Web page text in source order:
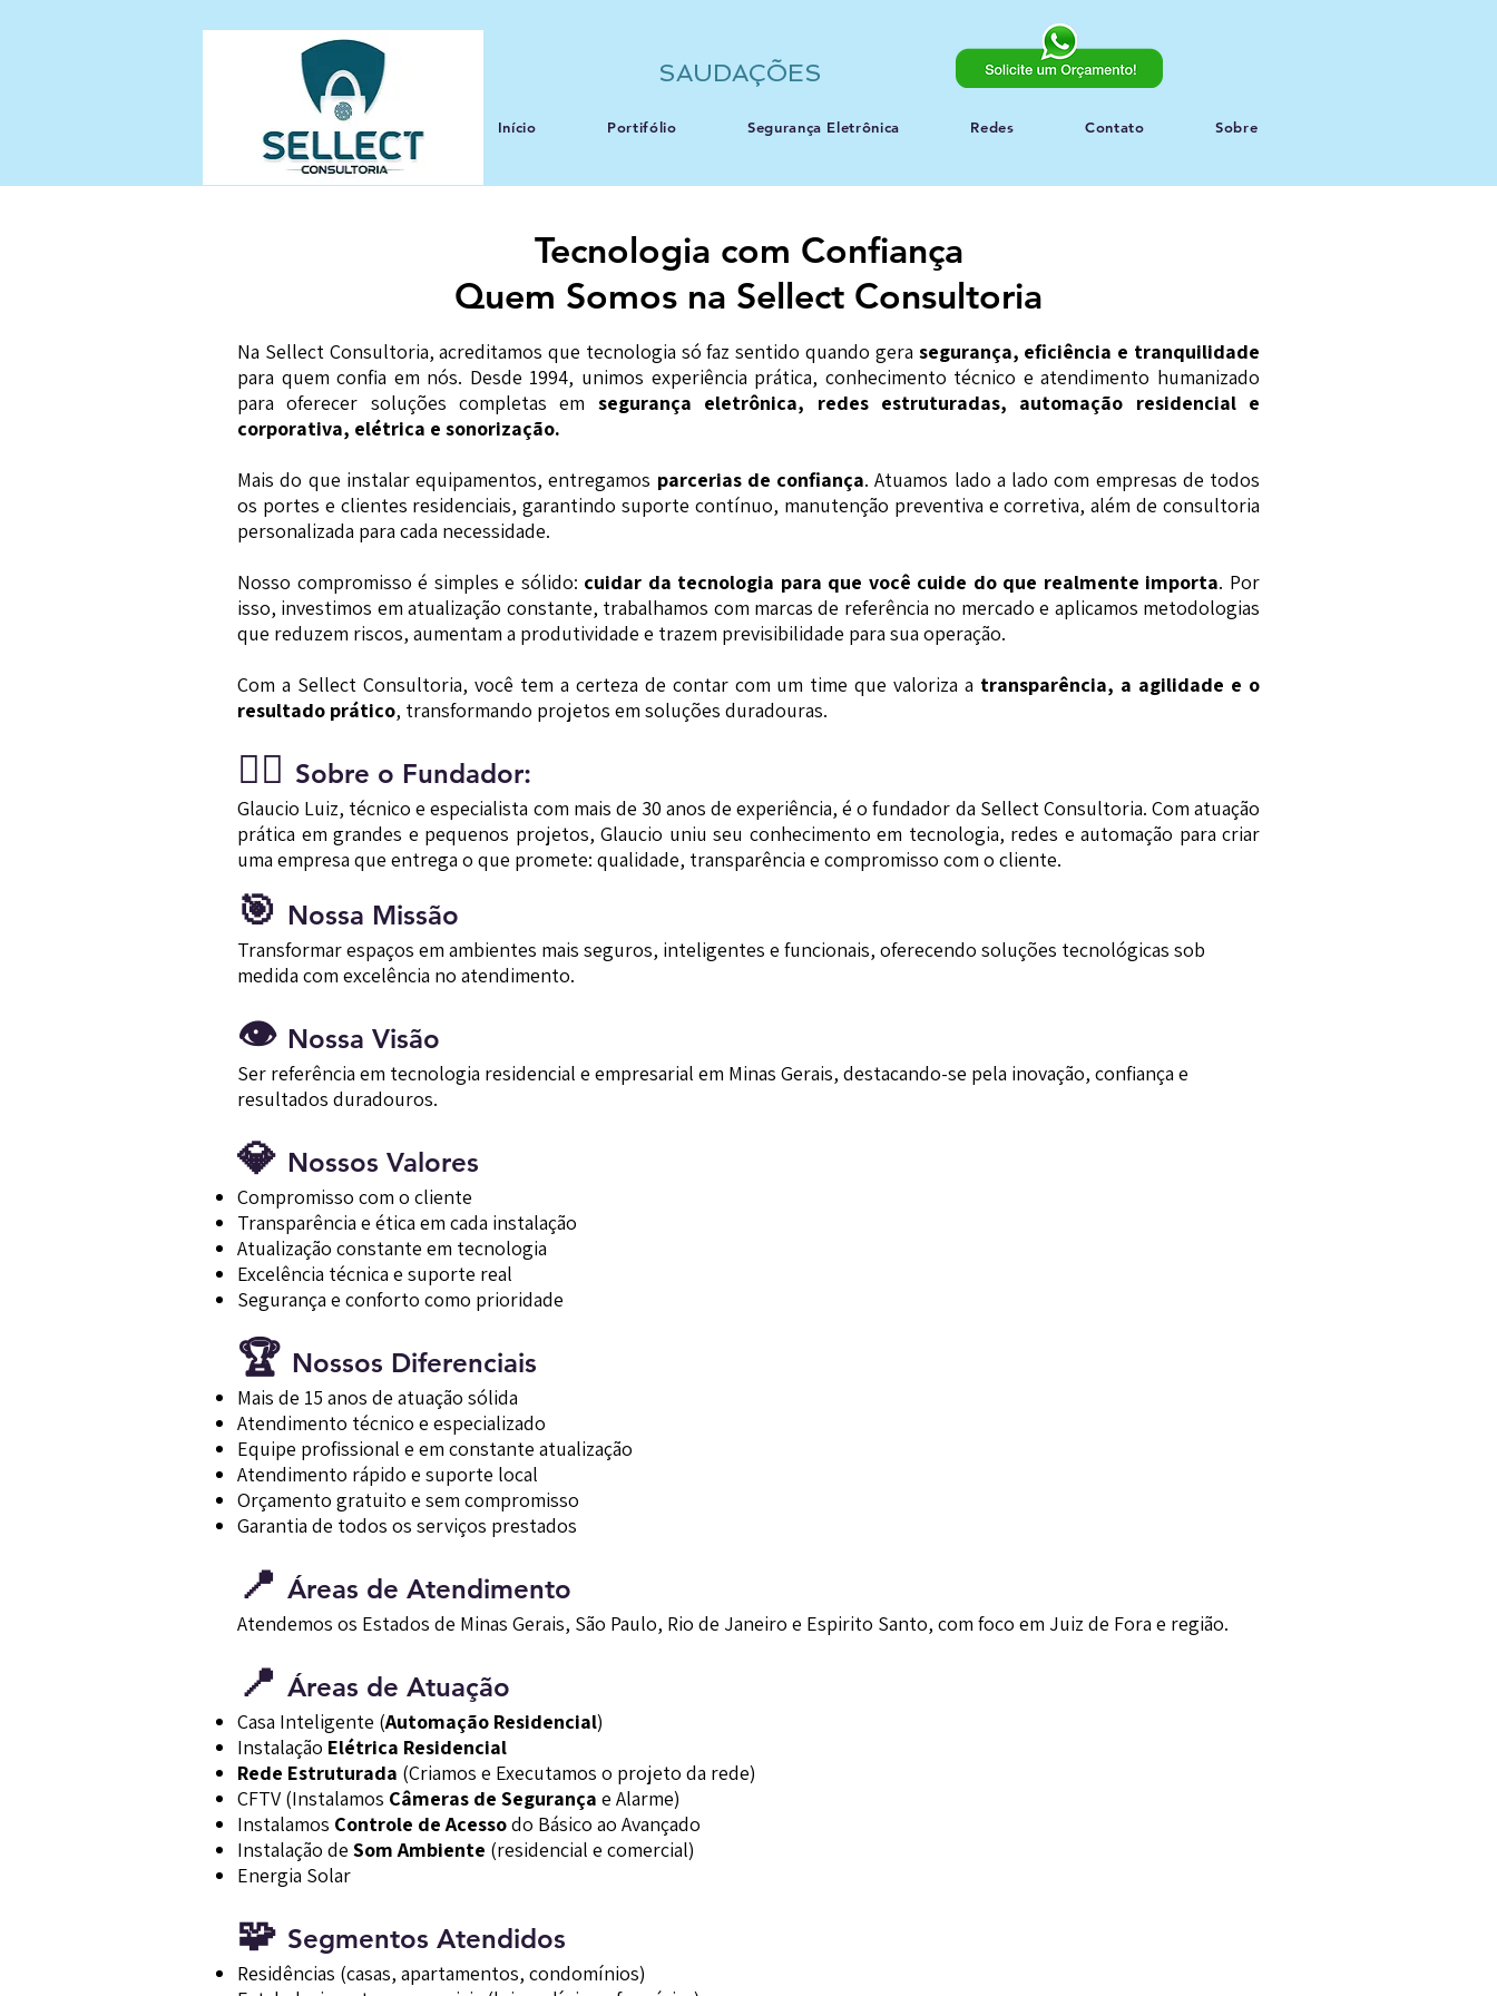
SAUDAÇÕES
Início Portifólio Segurança Eletrônica Redes Contato Sobre
Tecnologia com Confiança
Quem Somos na Sellect Consultoria
Na Sellect Consultoria, acreditamos que tecnologia só faz sentido quando gera segurança, eficiência e tranquilidade
para quem confia em nós. Desde 1994, unimos experiência prática, conhecimento técnico e atendimento humanizado
para oferecer soluções completas em segurança eletrônica, redes estruturadas, automação residencial e
corporativa, elétrica e sonorização.
Mais do que instalar equipamentos, entregamos parcerias de confiança. Atuamos lado a lado com empresas de todos
os portes e clientes residenciais, garantindo suporte contínuo, manutenção preventiva e corretiva, além de consultoria
personalizada para cada necessidade.
Nosso compromisso é simples e sólido: cuidar da tecnologia para que você cuide do que realmente importa. Por
isso, investimos em atualização constante, trabalhamos com marcas de referência no mercado e aplicamos metodologias
que reduzem riscos, aumentam a produtividade e trazem previsibilidade para sua operação.
Com a Sellect Consultoria, você tem a certeza de contar com um time que valoriza a transparência, a agilidade e o
resultado prático, transformando projetos em soluções duradouras.
🧔‍♂️ Sobre o Fundador:
Glaucio Luiz, técnico e especialista com mais de 30 anos de experiência, é o fundador da Sellect Consultoria. Com atuação
prática em grandes e pequenos projetos, Glaucio uniu seu conhecimento em tecnologia, redes e automação para criar
uma empresa que entrega o que promete: qualidade, transparência e compromisso com o cliente.
🎯 Nossa Missão
Transformar espaços em ambientes mais seguros, inteligentes e funcionais, oferecendo soluções tecnológicas sob
medida com excelência no atendimento.
👁 Nossa Visão
Ser referência em tecnologia residencial e empresarial em Minas Gerais, destacando-se pela inovação, confiança e
resultados duradouros.
💎 Nossos Valores
Compromisso com o cliente
Transparência e ética em cada instalação
Atualização constante em tecnologia
Excelência técnica e suporte real
Segurança e conforto como prioridade
🏆 Nossos Diferenciais
Mais de 15 anos de atuação sólida
Atendimento técnico e especializado
Equipe profissional e em constante atualização
Atendimento rápido e suporte local
Orçamento gratuito e sem compromisso
Garantia de todos os serviços prestados
📍 Áreas de Atendimento
Atendemos os Estados de Minas Gerais, São Paulo, Rio de Janeiro e Espirito Santo, com foco em Juiz de Fora e região.
📍 Áreas de Atuação
Casa Inteligente (Automação Residencial)
Instalação Elétrica Residencial
Rede Estruturada (Criamos e Executamos o projeto da rede)
CFTV (Instalamos Câmeras de Segurança e Alarme)
Instalamos Controle de Acessodo Básico ao Avançado
Instalação de Som Ambiente (residencial e comercial)
Energia Solar
🧩 Segmentos Atendidos
Residências (casas, apartamentos, condomínios)